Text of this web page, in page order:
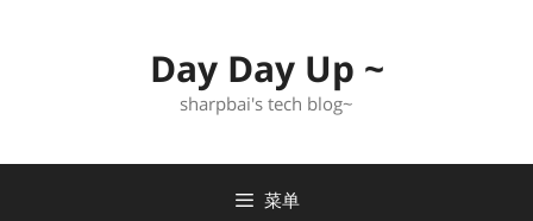
Day Day Up ~
sharpbai's tech blog~
菜单